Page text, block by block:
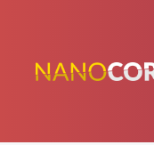
conteúdo